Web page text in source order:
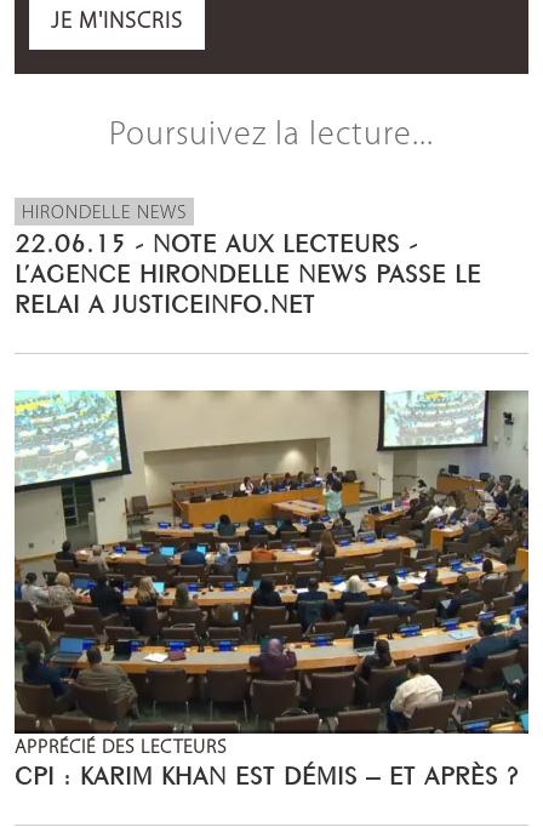
JE M'INSCRIS
Poursuivez la lecture...
HIRONDELLE NEWS
22.06.15 - NOTE AUX LECTEURS -
L’AGENCE HIRONDELLE NEWS PASSE LE
RELAI A JUSTICEINFO.NET
APPRÉCIÉ DES LECTEURS
CPI : KARIM KHAN EST DÉMIS – ET APRÈS ?